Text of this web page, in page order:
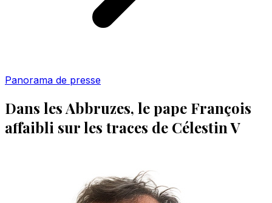
Panorama de presse
Dans les Abbruzes, le pape François
affaibli sur les traces de Célestin V